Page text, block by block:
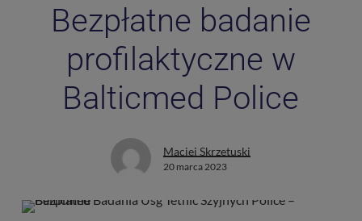
Bezpłatne badanie
profilaktyczne w
Balticmed Police
Maciej Skrzetuski
20 marca 2023